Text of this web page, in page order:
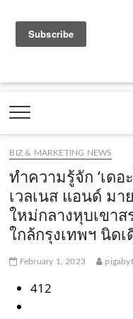
a
e
b
o
o
k
.
c
o
m
o
t
b
e
.
c
o
m
.
o
e
m
e
t
g
r
a
m
.
c
DIGITAL |
BIZ & MARKETING NEWS
ทำความรู้จัก ‘เดอ
เวลเนส แอนด์ ม
ใหม่กลางหุบเขา
ใกล้กรุงเทพฯ นิดเ
February 1, 2023
412